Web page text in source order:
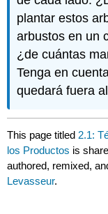
plantar estos
arbustos en un
¿de cuántas
Tenga en
quedará fuera
This page titled 2.1:
los Productos is
authored, remixed,
Levasseur.